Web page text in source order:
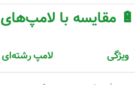
🔋 مقایسه با لامپ‌های LED
ویژگی لامپ رشته‌ای